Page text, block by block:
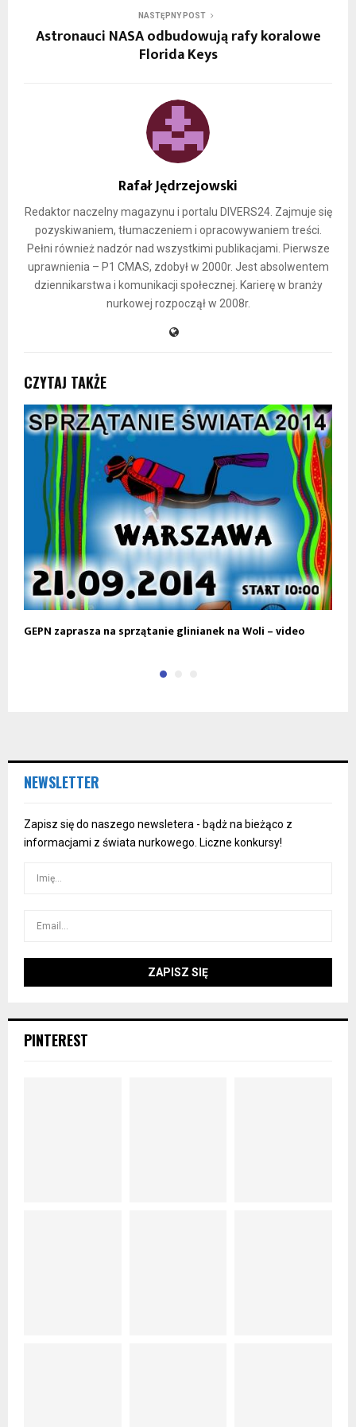
NASTĘPNY POST
Astronauci NASA odbudowują rafy koralowe
Florida Keys
Rafał Jędrzejowski
Redaktor naczelny magazynu i portalu DIVERS24. Zajmuje się
pozyskiwaniem, tłumaczeniem i opracowywaniem treści.
Pełni również nadzór nad wszystkimi publikacjami. Pierwsze
uprawnienia – P1 CMAS, zdobył w 2000r. Jest absolwentem
dziennikarstwa i komunikacji społecznej. Karierę w branży
nurkowej rozpoczął w 2008r.
CZYTAJ TAKŻE
GEPN zaprasza na sprzątanie glinianek na Woli – video
NEWSLETTER
Zapisz się do naszego newsletera - bądż na bieżąco z
informacjami z świata nurkowego. Liczne konkursy!
PINTEREST